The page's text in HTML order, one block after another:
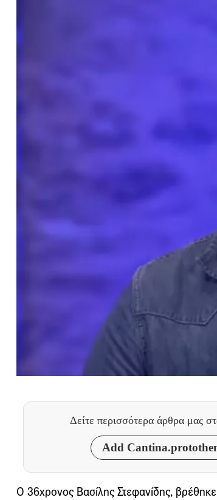
Δείτε περισσότερα άρθρα μας
Add
Ο 36χρονος Βασίλης Στεφανίδης, βρέθηκε